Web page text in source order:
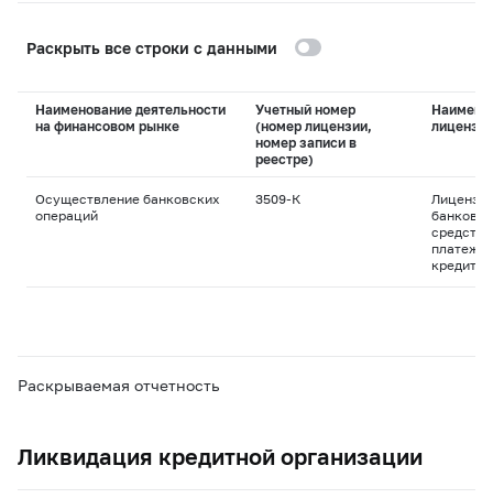
Раскрыть все строки с данными
Наименование деятельности
на финансовом рынке
Учетный номер
(номер лицензии,
номер записи в
реестре)
лицензии
Осуществление банковских
операций
3509-К
Раскрываемая отчетность
Ликвидация кредитной организации